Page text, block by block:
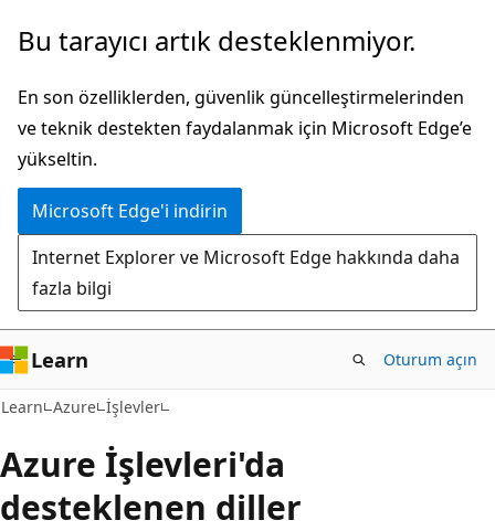
Ana
atla
Bu tarayıcı artık desteklenmiyor.
En son özelliklerden, güvenlik güncelleştirmelerinden
ve teknik destekten faydalanmak için Microsoft Edge’e
yükseltin.
Microsoft Edge'i indirin
Internet Explorer ve Microsoft Edge hakkında daha
fazla bilgi
Learn Oturum açın
Learn Azure İşlevler
Azure İşlevleri'da
desteklenen diller